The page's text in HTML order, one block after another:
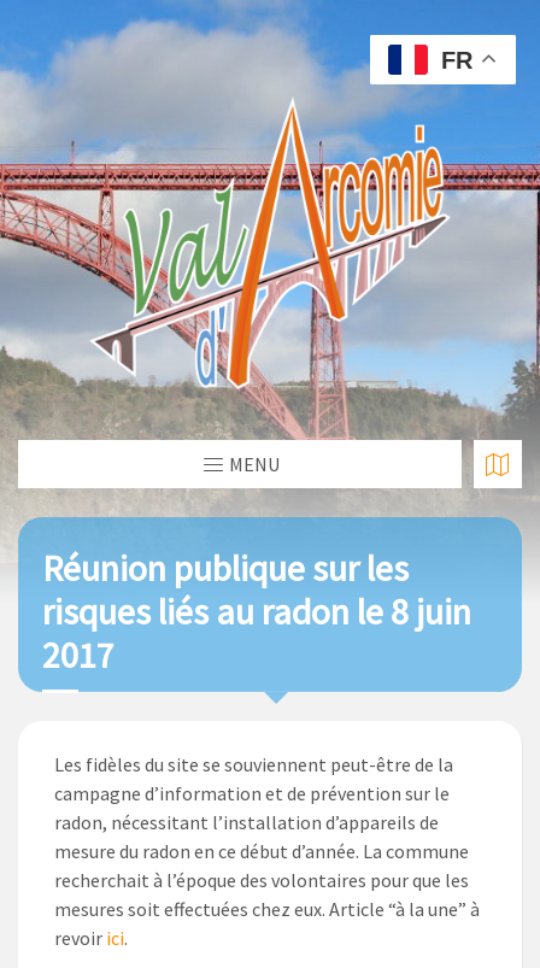
MENU
Réunion publique sur les
risques liés au radon le 8 juin
2017
Les fidèles du site se souviennent peut-être de la
campagne d’information et de prévention sur le
radon, nécessitant l’installation d’appareils de
mesure du radon en ce début d’année. La commune
recherchait à l’époque des volontaires pour que les
mesures soit effectuées chez eux. Article “à la une” à
revoir ici.
FR